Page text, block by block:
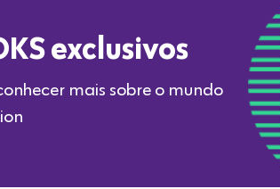
exclusivos
mais sobre o mundo